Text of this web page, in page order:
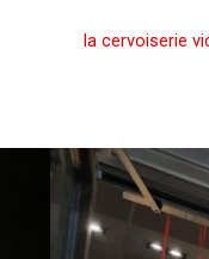
la cervoiserie